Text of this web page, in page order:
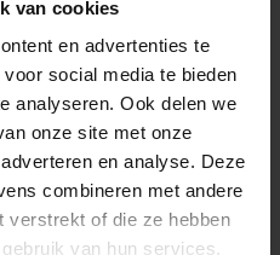
van cookies
en advertenties te
social media te bieden
analyseren. Ook delen we
onze site met onze
en analyse. Deze
combineren met andere
verstrekt of die ze hebben
van hun services.
op
BiZ komt naar voren dat
vorig jaar een PD-
dit is opnieuw een
het voorgaande jaar
een stijging van dit
cijfer over 2021 merken